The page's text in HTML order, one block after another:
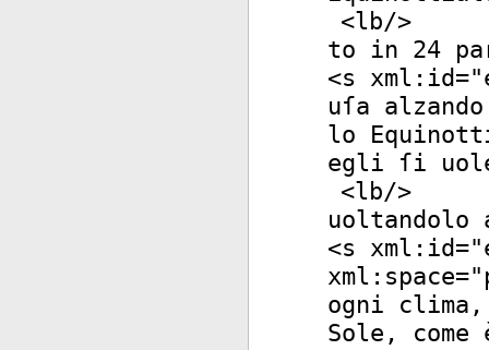
<lb/>
to in 24
<s xml:id="
uſa
lo
egli ſi
<lb/>
uoltandolo
<s xml:id="
xml:space="
ogni
Sole,